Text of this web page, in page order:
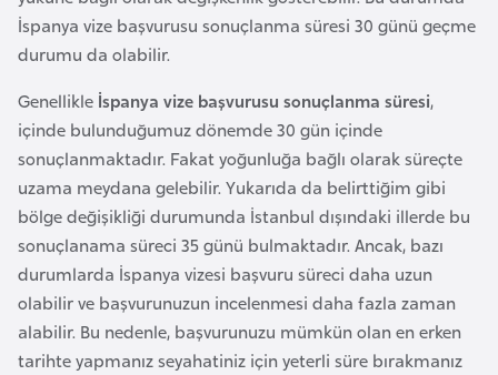
İspanya vize başvurusu sonuçlanma süresi 30 günü geçme
durumu da olabilir.
Genellikle İspanya vize başvurusu sonuçlanma süresi,
içinde bulunduğumuz dönemde 30 gün içinde
sonuçlanmaktadır. Fakat yoğunluğa bağlı olarak süreçte
uzama meydana gelebilir. Yukarıda da belirttiğim gibi
bölge değişikliği durumunda İstanbul dışındaki illerde bu
sonuçlanama süreci 35 günü bulmaktadır. Ancak, bazı
durumlarda İspanya vizesi başvuru süreci daha uzun
olabilir ve başvurunuzun incelenmesi daha fazla zaman
alabilir. Bu nedenle, başvurunuzu mümkün olan en erken
tarihte yapmanız seyahatiniz için yeterli süre bırakmanız
y
c
n
B
a
h
r
e
y
n